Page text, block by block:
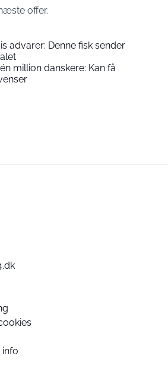
offer.
advarer: Denne fisk sender
million danskere: Kan få